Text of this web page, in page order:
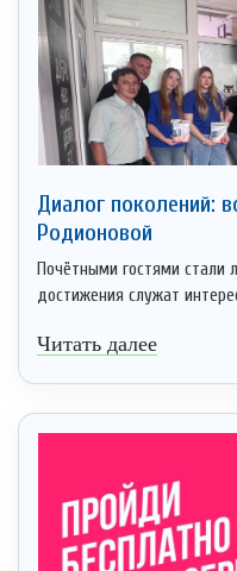
Диалог поколений:
Родионовой
Почётными гостями стали
достижения служат
Читать далее